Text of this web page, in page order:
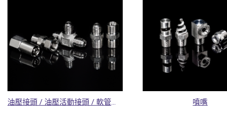
油壓接頭 / 油壓活動接頭 / 軟管夾頭 噴嘴